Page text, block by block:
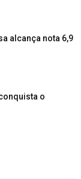
alcança nota 6,9
o